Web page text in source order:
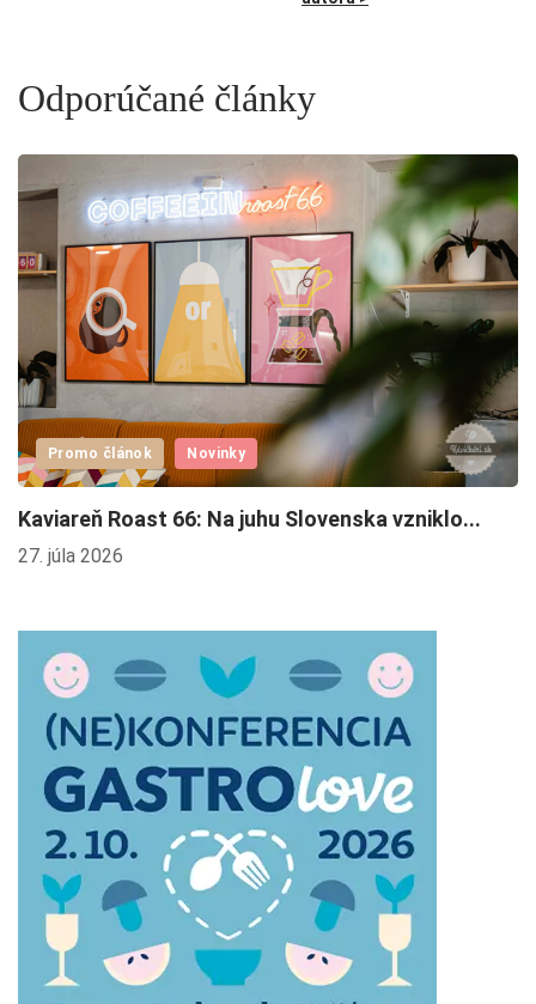
Odporúčané články
Promo článok Novinky
Kaviareň Roast 66: Na juhu Slovenska vzniklo...
27. júla 2026